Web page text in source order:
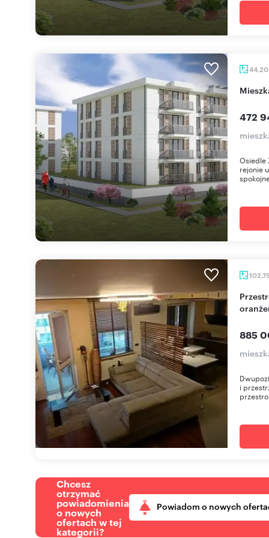
44,20
472
Osiedle
rejonie
Przestronne dwupoziomowe mieszkanie z
885
i
Chcesz
otrzymać
powiadomienia
o nowych
ofertach w tej
kategorii?
Powiadom o nowych